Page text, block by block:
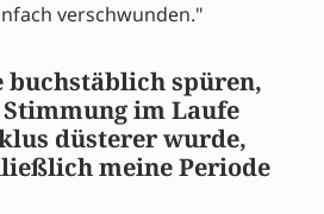
verschwunden."
buchstäblich spüren,
im Laufe
düsterer wurde,
meine Periode